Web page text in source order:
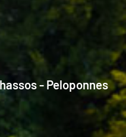
- Peloponnes